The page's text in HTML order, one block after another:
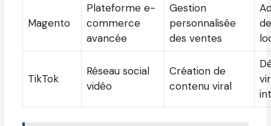
Magento
Plateforme e-
commerce
avancée
Gestion
personnalisée
des ventes
TikTok
Réseau social
vidéo
Création de
contenu viral